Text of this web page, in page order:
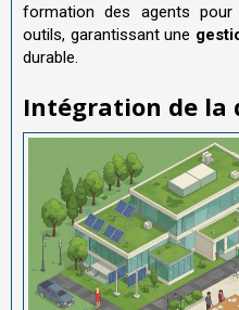
formation des agents pour
outils, garantissant une
durable.
Intégration de la